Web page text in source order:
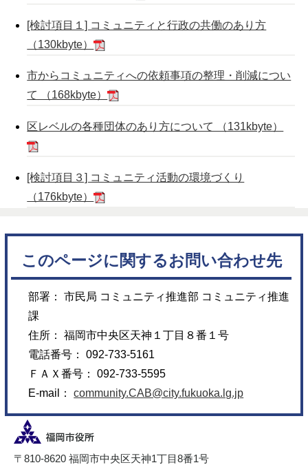
[検討項目１] コミュニティと行政の共働のあり方
（130kbyte）
市からコミュニティへの依頼事項の整理・削減につい
て （168kbyte）
区レベルの各種団体のあり方について （131kbyte）
[検討項目３] コミュニティ活動の環境づくり
（176kbyte）
このページに関するお問い合わせ先
部署： 市民局 コミュニティ推進部 コミュニティ推進
課
住所： 福岡市中央区天神１丁目８番１号
電話番号： 092-733-5161
ＦＡＸ番号： 092-733-5595
E-mail：community.CAB@city.fukuoka.lg.jp
〒810-8620 福岡市中央区天神1丁目8番1号